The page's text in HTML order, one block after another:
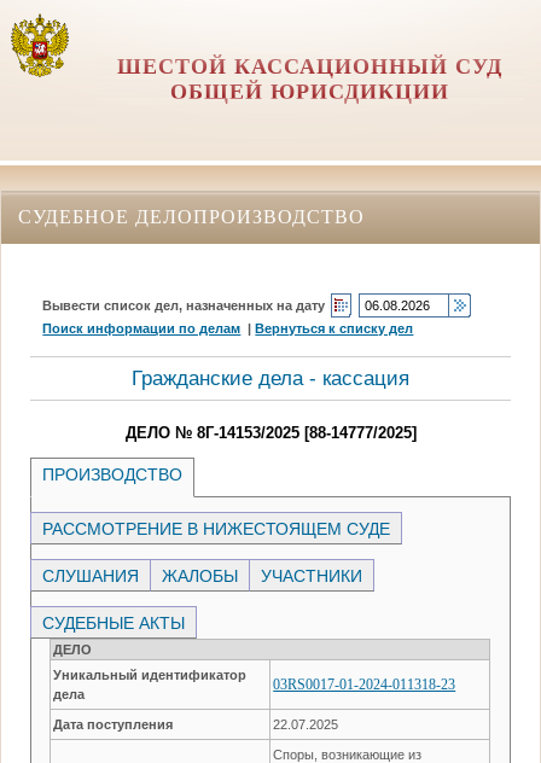
ШЕСТОЙ КАССАЦИОННЫЙ СУД
ОБЩЕЙ ЮРИСДИКЦИИ
СУДЕБНОЕ ДЕЛОПРОИЗВОДСТВО
Вывести список дел, назначенных на дату
Поиск информации по делам |Вернуться к списку дел
Гражданские дела - кассация
ДЕЛО № 8Г-14153/2025 [88-14777/2025]
ПРОИЗВОДСТВО
РАССМОТРЕНИЕ В НИЖЕСТОЯЩЕМ СУДЕ
СЛУШАНИЯ ЖАЛОБЫ УЧАСТНИКИ
СУДЕБНЫЕ АКТЫ
ДЕЛО
Уникальный идентификатор
дела
03RS0017-01-2024-011318-23
Дата поступления 22.07.2025
Споры, возникающие из